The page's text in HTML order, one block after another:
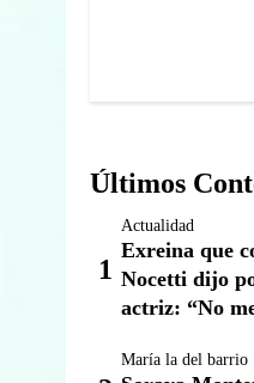
Últimos
Actualidad
Exreina que
Nocetti dijo
actriz: “No
María la del barrio